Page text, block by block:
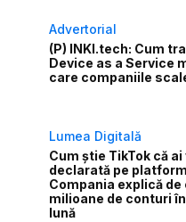
Advertorial
(P) INKI.tech: Cum
Device as a Service
care companiile
Lumea Digitală
Cum știe TikTok că
declarată pe
Compania explică de
milioane de conturi
lună